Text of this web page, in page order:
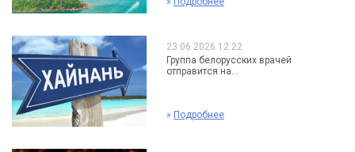
23.06.2026 12:22
Группа белорусских врачей
отправится на...
» Подробнее